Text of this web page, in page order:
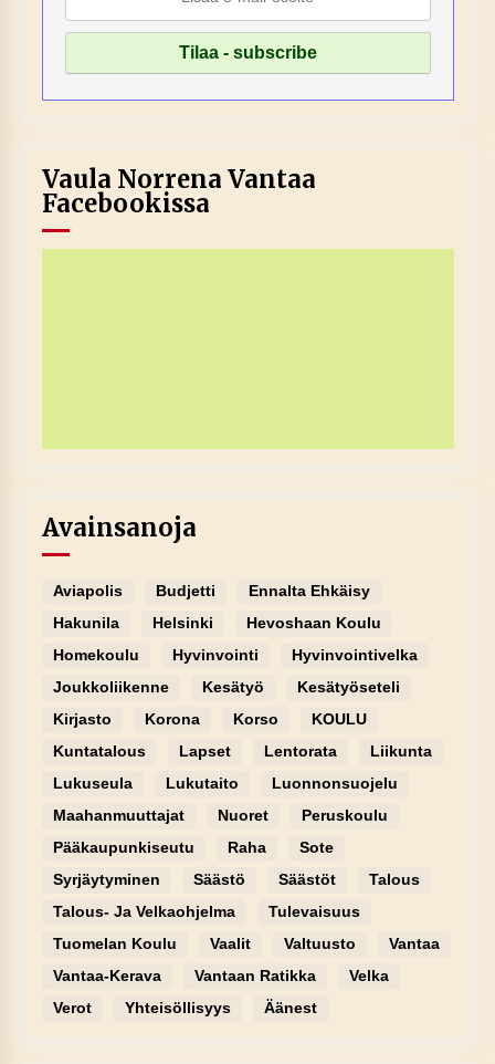
Vaula Norrena Vantaa
Facebookissa
Avainsanoja
Aviapolis Budjetti
Ennalta Ehkäisy
Hakunila
Helsinki
Hevoshaan Koulu
Homekoulu
Hyvinvointi
Hyvinvointivelka
Joukkoliikenne
Kesätyö
Kesätyöseteli
Kirjasto
Korona Korso
KOULU
Kuntatalous
Lapset Lentorata
Liikunta
Lukuseula
Lukutaito
Luonnonsuojelu
Maahanmuuttajat
Nuoret
Peruskoulu
Pääkaupunkiseutu
Raha
Sote
Syrjäytyminen
Säästö Säästöt
Talous
Talous- Ja Velkaohjelma
Tulevaisuus
Tuomelan Koulu
Vaalit Valtuusto
Vantaa
Vantaa-Kerava
Vantaan Ratikka
Velka
Verot
Yhteisöllisyys Äänest